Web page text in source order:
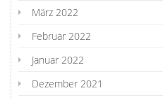
März 2022
Februar 2022
Januar 2022
Dezember 2021